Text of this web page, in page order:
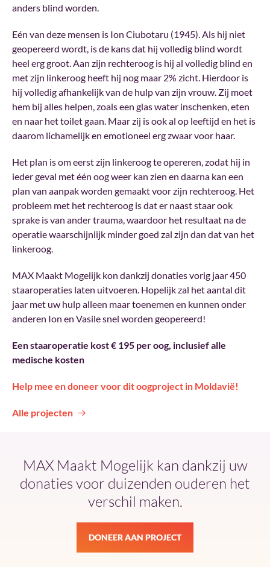
anders blind worden.
Eén van deze mensen is Ion Ciubotaru (1945). Als hij niet
geopereerd wordt, is de kans dat hij volledig blind wordt
heel erg groot. Aan zijn rechteroog is hij al volledig blind en
met zijn linkeroog heeft hij nog maar 2% zicht. Hierdoor is
hij volledig afhankelijk van de hulp van zijn vrouw. Zij moet
hem bij alles helpen, zoals een glas water inschenken, eten
en naar het toilet gaan. Maar zij is ook al op leeftijd en het is
daarom lichamelijk en emotioneel erg zwaar voor haar.
Het plan is om eerst zijn linkeroog te opereren, zodat hij in
ieder geval met één oog weer kan zien en daarna kan een
plan van aanpak worden gemaakt voor zijn rechteroog. Het
probleem met het rechteroog is dat er naast staar ook
sprake is van ander trauma, waardoor het resultaat na de
operatie waarschijnlijk minder goed zal zijn dan dat van het
linkeroog.
MAX Maakt Mogelijk kon dankzij donaties vorig jaar 450
staaroperaties laten uitvoeren. Hopelijk zal het aantal dit
jaar met uw hulp alleen maar toenemen en kunnen onder
anderen Ion en Vasile snel worden geopereerd!
Een staaroperatie kost € 195 per oog, inclusief alle
medische kosten
Help mee en doneer voor dit oogproject in Moldavië!
Alle projecten
MAX Maakt Mogelijk kan dankzij uw
donaties voor duizenden ouderen het
verschil maken.
DONEER AAN PROJECT